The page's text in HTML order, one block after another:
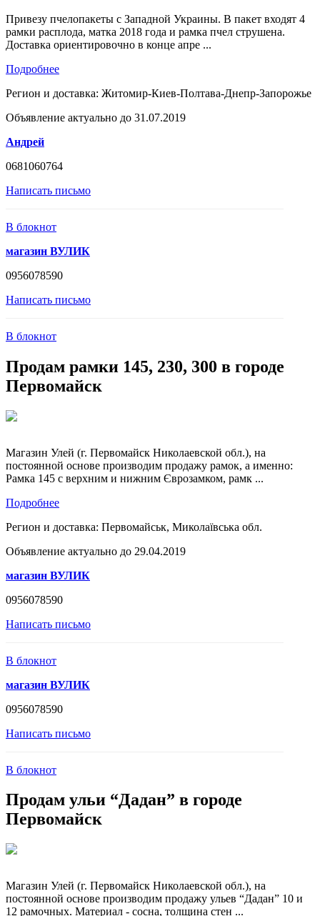
Привезу пчелопакеты с Западной Украины. В пакет входят 4
рамки расплода, матка 2018 года и рамка пчел струшена.
Доставка ориентировочно в конце апре ...
Подробнее
Регион и доставка: Житомир-Киев-Полтава-Днепр-Запорожье
Объявление актуально до 31.07.2019
Андрей
0681060764
Написать письмо
В блокнот
магазин ВУЛИК
0956078590
Написать письмо
В блокнот
Продам рамки 145, 230, 300 в городе
Первомайск
Магазин Улей (г. Первомайск Николаевской обл.), на
постоянной основе производим продажу рамок, а именно:
Рамка 145 с верхним и нижним Єврозамком, рамк ...
Подробнее
Регион и доставка: Первомайськ, Миколаївська обл.
Объявление актуально до 29.04.2019
магазин ВУЛИК
0956078590
Написать письмо
В блокнот
магазин ВУЛИК
0956078590
Написать письмо
В блокнот
Продам ульи “Дадан” в городе
Первомайск
Магазин Улей (г. Первомайск Николаевской обл.), на
постоянной основе производим продажу ульев “Дадан” 10 и
12 рамочных. Материал - сосна, толщина стен ...